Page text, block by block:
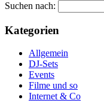
Suchen nach:
Kategorien
Allgemein
DJ-Sets
Events
Filme und so
Internet & Co